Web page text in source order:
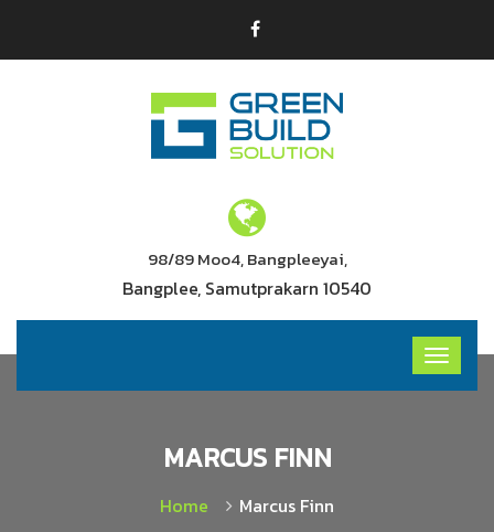
98/89 Moo4, Bangpleeyai,
Bangplee, Samutprakarn 10540
MARCUS FINN
Home Marcus Finn